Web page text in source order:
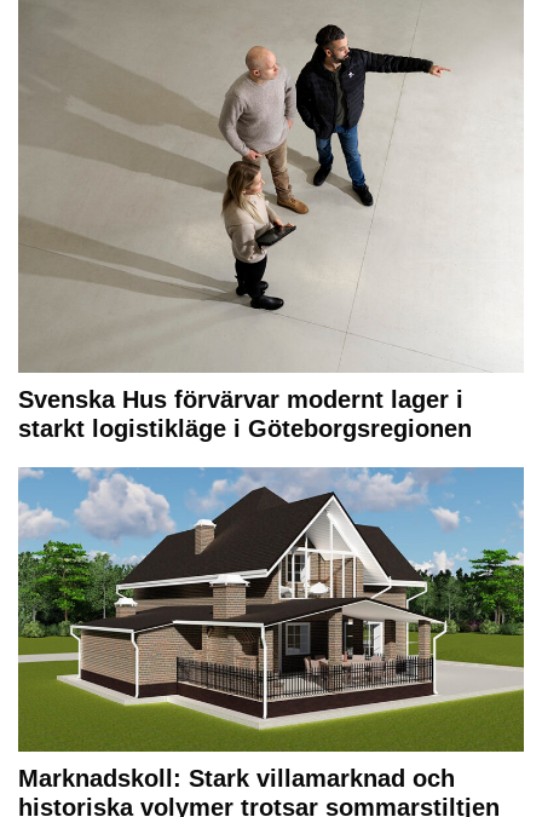
Svenska Hus förvärvar modernt lager i
starkt logistikläge i Göteborgsregionen
Marknadskoll: Stark villamarknad och
historiska volymer trotsar sommarstiltjen